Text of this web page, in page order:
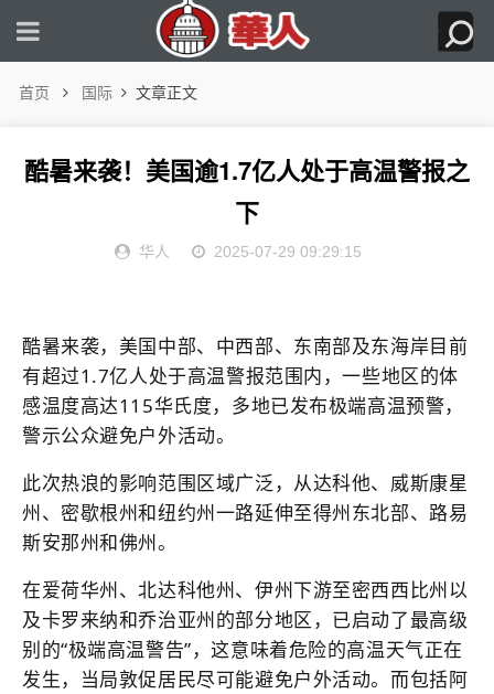
首页 国际 文章正文
酷暑来袭！美国逾1.7亿人处于高温警报之
下
华人 2025-07-29 09:29:15
酷暑来袭，美国中部、中西部、东南部及东海岸目前
有超过1.7亿人处于高温警报范围内，一些地区的体
感温度高达115华氏度，多地已发布极端高温预警，
警示公众避免户外活动。
此次热浪的影响范围区域广泛，从达科他、威斯康星
州、密歇根州和纽约州一路延伸至得州东北部、路易
斯安那州和佛州。
在爱荷华州、北达科他州、伊州下游至密西西比州以
及卡罗来纳和乔治亚州的部分地区，已启动了最高级
别的“极端高温警告”，这意味着危险的高温天气正在
发生，当局敦促居民尽可能避免户外活动。而包括阿